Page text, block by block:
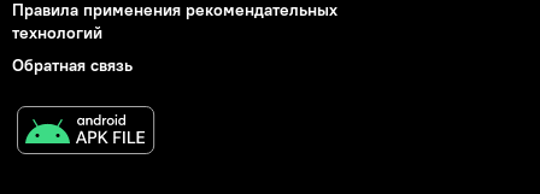
Правила применения рекомендательных
технологий
Обратная связь